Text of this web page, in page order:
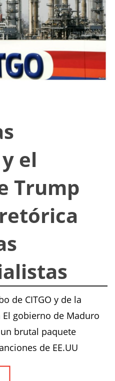
el
Trump
de CITGO y de la
gobierno de Maduro
brutal paquete
de EE.UU